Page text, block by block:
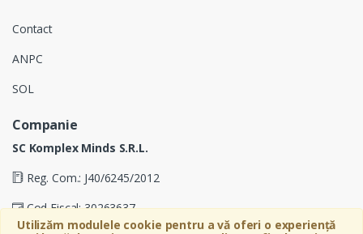
Utilizăm modulele cookie pentru a vă oferi o experiență
Contact
ANPC
SOL
Companie
SC Komplex Minds S.R.L.
Reg. Com.: J40/6245/2012
Cod Fiscal: 30263637